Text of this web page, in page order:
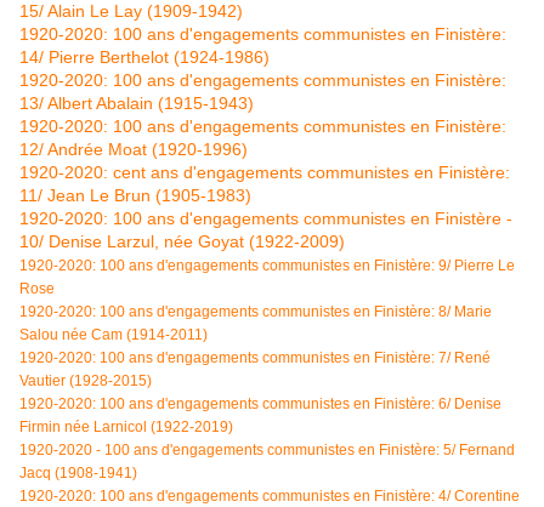
15/ Alain Le Lay (1909-1942)
1920-2020: 100 ans d'engagements communistes en Finistère:
14/ Pierre Berthelot (1924-1986)
1920-2020: 100 ans d'engagements communistes en Finistère:
13/ Albert Abalain (1915-1943)
1920-2020: 100 ans d'engagements communistes en Finistère:
12/ Andrée Moat (1920-1996)
1920-2020: cent ans d'engagements communistes en Finistère:
11/ Jean Le Brun (1905-1983)
1920-2020: 100 ans d'engagements communistes en Finistère -
10/ Denise Larzul, née Goyat (1922-2009)
1920-2020: 100 ans d'engagements communistes en Finistère: 9/ Pierre Le
Rose
1920-2020: 100 ans d'engagements communistes en Finistère: 8/ Marie
Salou née Cam (1914-2011)
1920-2020: 100 ans d'engagements communistes en Finistère: 7/ René
Vautier (1928-2015)
1920-2020: 100 ans d'engagements communistes en Finistère: 6/ Denise
Firmin née Larnicol (1922-2019)
1920-2020 - 100 ans d'engagements communistes en Finistère: 5/ Fernand
Jacq (1908-1941)
1920-2020: 100 ans d'engagements communistes en Finistère: 4/Corentine